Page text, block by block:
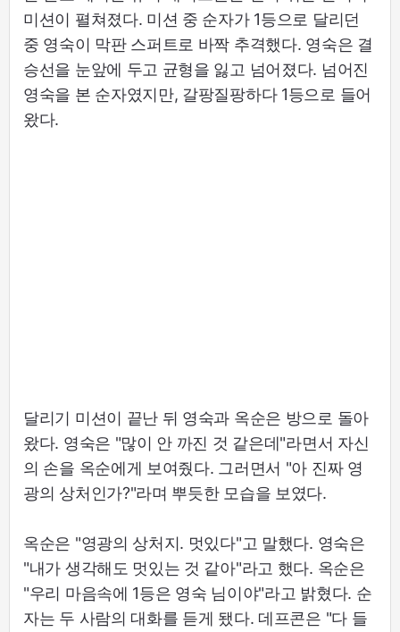
미션이 펼쳐졌다. 미션 중 순자가 1등으로 달리던
중 영숙이 막판 스퍼트로 바짝 추격했다. 영숙은 결
승선을 눈앞에 두고 균형을 잃고 넘어졌다. 넘어진
영숙을 본 순자였지만, 갈팡질팡하다 1등으로 들어
왔다.
달리기 미션이 끝난 뒤 영숙과 옥순은 방으로 돌아
왔다. 영숙은 "많이 안 까진 것 같은데"라면서 자신
의 손을 옥순에게 보여줬다. 그러면서 "아 진짜 영
광의 상처인가?"라며 뿌듯한 모습을 보였다.
옥순은 "영광의 상처지. 멋있다"고 말했다. 영숙은
"내가 생각해도 멋있는 것 같아"라고 했다. 옥순은
"우리 마음속에 1등은 영숙 님이야"라고 밝혔다. 순
자는 두 사람의 대화를 듣게 됐다. 데프콘은 "다 들